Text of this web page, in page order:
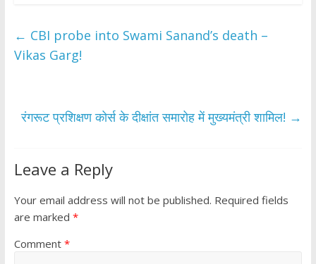
b
o
er s
p
e
← CBI probe into Swami Sanand’s death –
Vikas Garg!
रंगरूट प्रशिक्षण कोर्स के दीक्षांत समारोह में मुख्यमंत्री शामिल! →
Leave a Reply
Your email address will not be published. Required fields
are marked *
Comment *